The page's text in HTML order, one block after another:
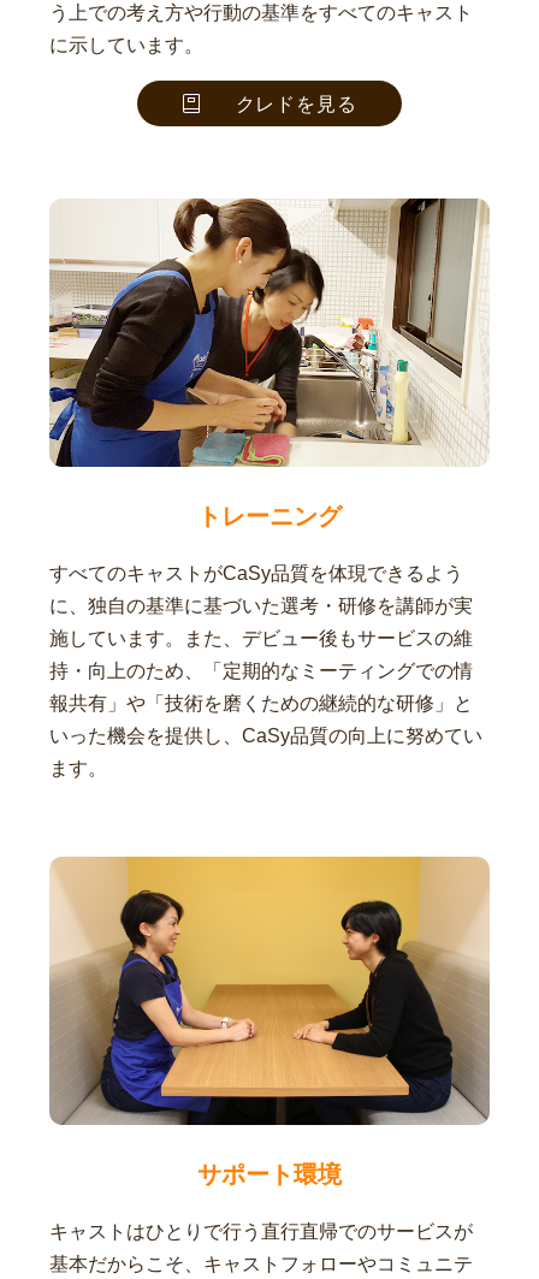
う上での考え方や行動の基準をすべてのキャスト
に示しています。
クレドを見る
トレーニング
すべてのキャストがCaSy品質を体現できるよう
に、独自の基準に基づいた選考・研修を講師が実
施しています。また、デビュー後もサービスの維
持・向上のため、「定期的なミーティングでの情
報共有」や「技術を磨くための継続的な研修」と
いった機会を提供し、CaSy品質の向上に努めてい
ます。
サポート環境
キャストはひとりで行う直行直帰でのサービスが
基本だからこそ、キャストフォローやコミュニテ